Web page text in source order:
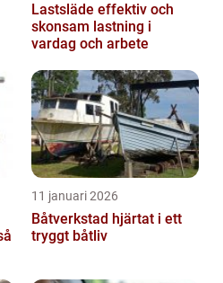
Lastsläde effektiv och
skonsam lastning i
vardag och arbete
11 januari 2026
Båtverkstad hjärtat i ett
tryggt båtliv